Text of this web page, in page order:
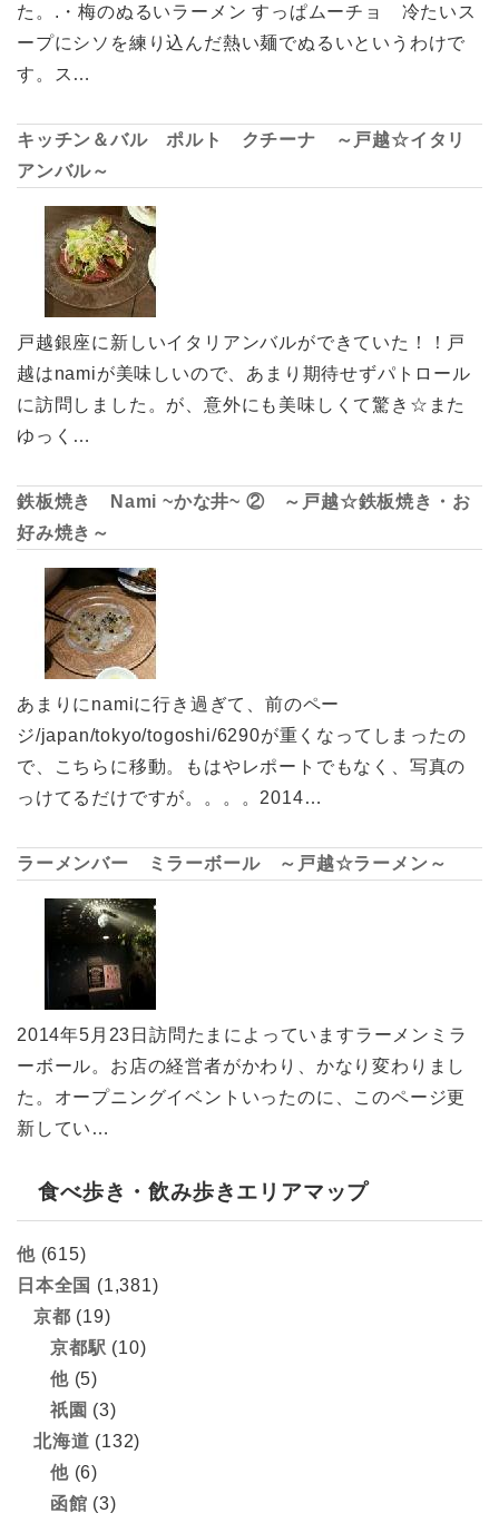
た。.・梅のぬるいラーメン すっぱムーチョ 冷たいス
ープにシソを練り込んだ熱い麺でぬるいというわけで
す。ス…
キッチン＆バル ポルト クチーナ ～戸越☆イタリ
アンバル～
戸越銀座に新しいイタリアンバルができていた！！戸
越はnamiが美味しいので、あまり期待せずパトロール
に訪問しました。が、意外にも美味しくて驚き☆また
ゆっく…
鉄板焼き Nami ~かな井~ ② ～戸越☆鉄板焼き・お
好み焼き～
あまりにnamiに行き過ぎて、前のペー
ジ/japan/tokyo/togoshi/6290が重くなってしまったの
で、こちらに移動。もはやレポートでもなく、写真の
っけてるだけですが。。。。2014…
ラーメンバー ミラーボール ～戸越☆ラーメン～
2014年5月23日訪問たまによっていますラーメンミラ
ーボール。お店の経営者がかわり、かなり変わりまし
た。オープニングイベントいったのに、このページ更
新してい…
食べ歩き・飲み歩きエリアマップ
他(615)
日本全国 (1,381)
京都 (19)
京都駅 (10)
他(5)
祇園 (3)
北海道 (132)
他(6)
函館 (3)